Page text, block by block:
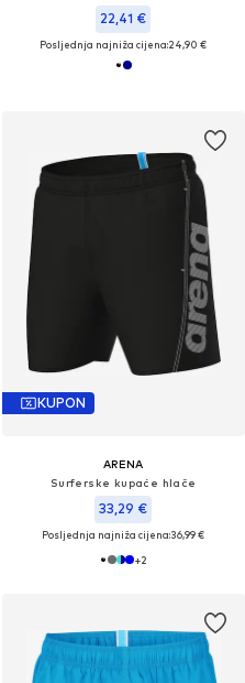
22,41 €
Posljednja najniža cijena:24,90 €
KUPON
ARENA
Surferske kupaće hlače
33,29 €
Posljednja najniža cijena:36,99 €
+2